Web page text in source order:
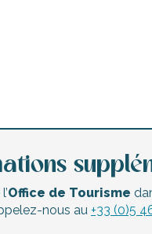
Office de Tourisme
nous au +33 (0)5